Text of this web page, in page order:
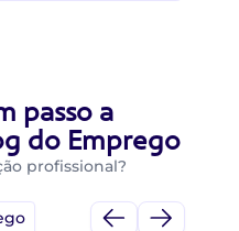
passo a
do Emprego
profissional?